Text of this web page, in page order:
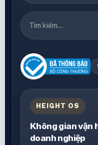
HEIGHT OS
Không gian vận
doanh nghiệp